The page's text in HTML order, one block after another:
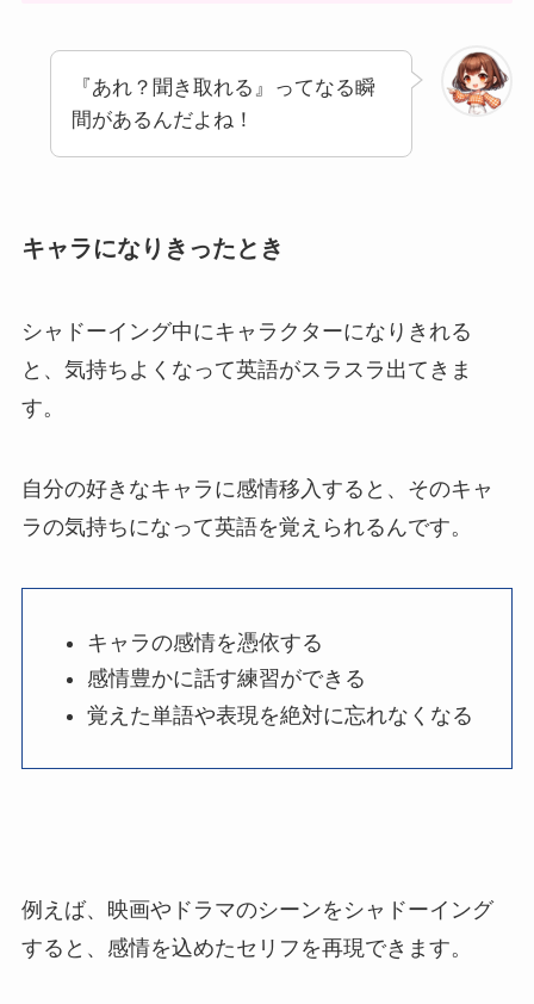
『あれ？聞き取れる』ってなる瞬
間があるんだよね！
キャラになりきったとき
シャドーイング中にキャラクターになりきれる
と、気持ちよくなって英語がスラスラ出てきま
す。
自分の好きなキャラに感情移入すると、そのキャ
ラの気持ちになって英語を覚えられるんです。
キャラの感情を憑依する
感情豊かに話す練習ができる
覚えた単語や表現を絶対に忘れなくなる
例えば、映画やドラマのシーンをシャドーイング
すると、感情を込めたセリフを再現できます。